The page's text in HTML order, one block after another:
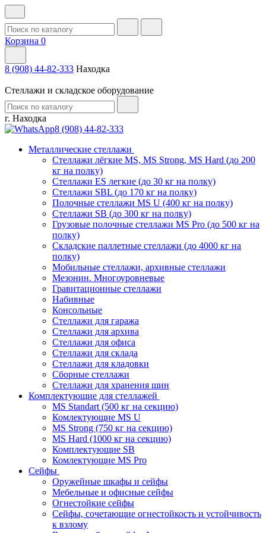
Корзина 0
8 (908) 44-82-333 Находка
Стеллажи и складское оборудование
г. Находка
8 (908) 44-82-333
Металлические стеллажи
Стеллажи лёгкие MS, MS Strong, MS Hard (до 200
кг на полку)
Стеллажи ES легкие (до 30 кг на полку)
Стеллажи SBL (до 170 кг на полку)
Полочные стеллажи MS U (400 кг на полку)
Стеллажи SB (до 300 кг на полку)
Грузовые полочные стеллажи MS Pro (до 500 кг на
полку)
Складские паллетные стеллажи (до 4000 кг на
полку)
Мобильные стеллажи, архивные стеллажи
Мезонин. Многоуровневые
Гравитационные стеллажи
Набивные
Консольные
Стеллажи для гаража
Стеллажи для архива
Стеллажи для офиса
Стеллажи для склада
Стеллажи для кладовки
Сборные стеллажи
Стеллажи для хранения шин
Комплектующие для стеллажей
MS Standart (500 кг на секцию)
Комлектующие MS U
MS Strong (750 кг на секцию)
MS Hard (1000 кг на секцию)
Комплектующие SB
Комлектующие MS Pro
Сейфы
Оружейные шкафы и сейфы
Мебельные и офисные сейфы
Огнестойкие сейфы
Сейфы, сочетающие огнестойкость и устойчивость
к взлому